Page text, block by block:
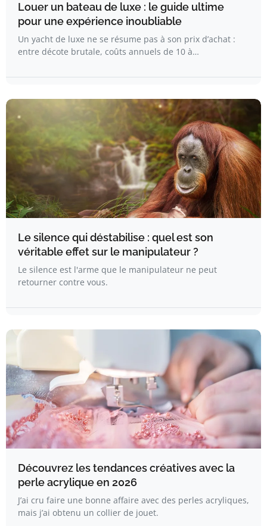
Louer un bateau de luxe : le guide ultime
pour une expérience inoubliable
Un yacht de luxe ne se résume pas à son prix d’achat :
entre décote brutale, coûts annuels de 10 à…
Le silence qui déstabilise : quel est son
véritable effet sur le manipulateur ?
Le silence est l'arme que le manipulateur ne peut
retourner contre vous.
Découvrez les tendances créatives avec la
perle acrylique en 2026
J’ai cru faire une bonne affaire avec des perles acryliques,
mais j’ai obtenu un collier de jouet.